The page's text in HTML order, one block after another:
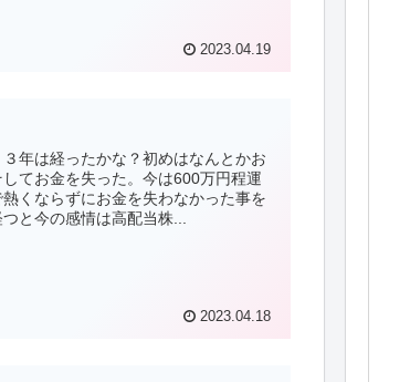
2023.04.19
年は経ったかな？初めはなんとかお
てお金を失った。今は600万円程運
くならずにお金を失わなかった事を
と今の感情は高配当株...
2023.04.18